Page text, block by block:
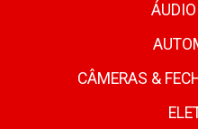
CÂMERAS &